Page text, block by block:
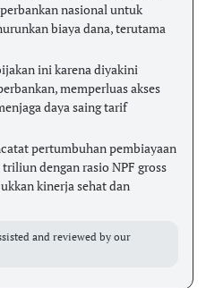
nasional untuk
biaya dana, terutama
ini karena diyakini
memperluas akses
daya saing tarif
pertumbuhan pembiayaan
dengan rasio NPF gross
kinerja sehat dan
and reviewed by our